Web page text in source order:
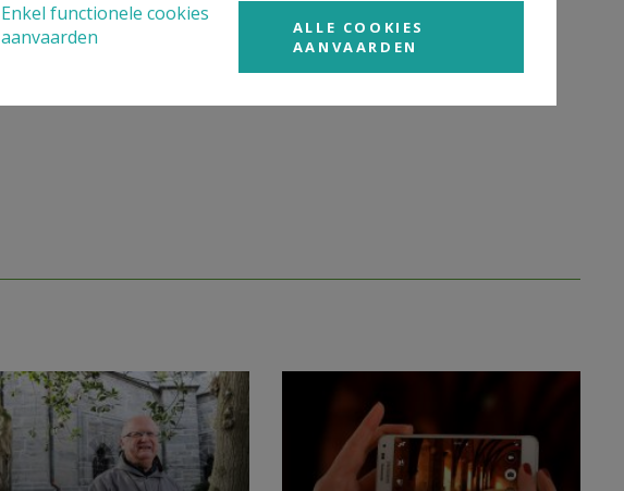
Enkel functionele cookies
aanvaarden
ALLE COOKIES
AANVAARDEN